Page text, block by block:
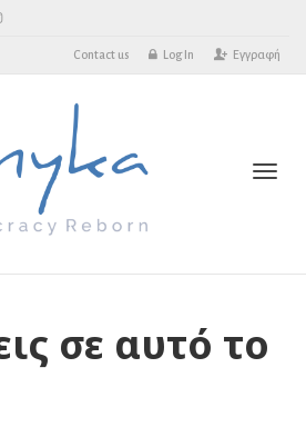
Contact us Log In Εγγραφή
σε αυτό το